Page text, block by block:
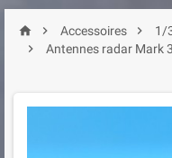
  Accessoires  1/

Antennes radar Mark